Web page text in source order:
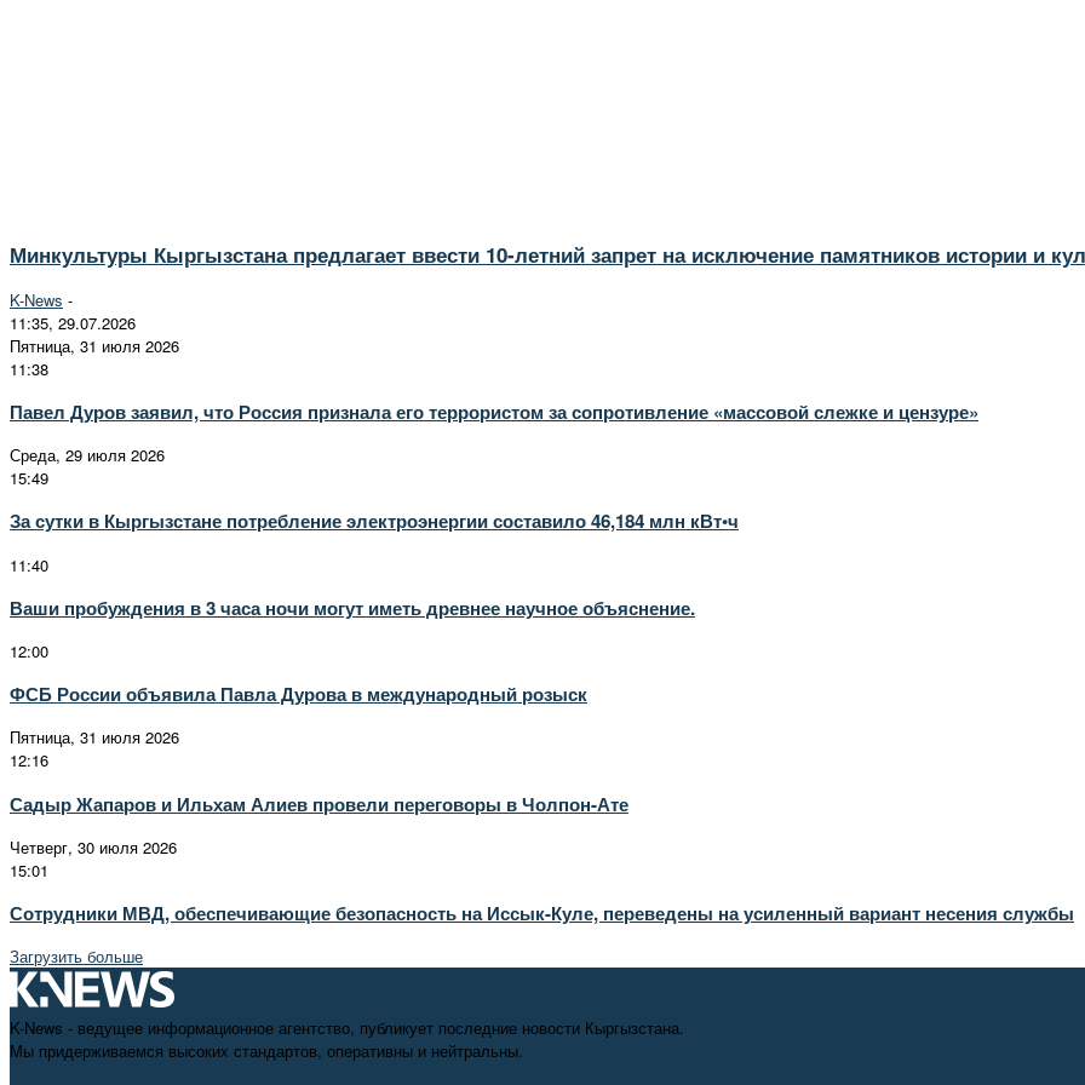
Минкультуры Кыргызстана предлагает ввести 10-летний запрет на исключение памятников истории и
K-News -
11:35, 29.07.2026
Пятница, 31 июля 2026
11:38
Павел Дуров заявил, что Россия признала его террористом за сопротивление «массовой слежке и цензуре»
Среда, 29 июля 2026
15:49
За сутки в Кыргызстане потребление электроэнергии составило 46,184 млн кВт•ч
11:40
Ваши пробуждения в 3 часа ночи могут иметь древнее научное объяснение.
12:00
ФСБ России объявила Павла Дурова в международный розыск
Пятница, 31 июля 2026
12:16
Садыр Жапаров и Ильхам Алиев провели переговоры в Чолпон-Ате
Четверг, 30 июля 2026
15:01
Сотрудники МВД, обеспечивающие безопасность на Иссык-Куле, переведены на усиленный вариант несения службы
Загрузить больше
K-News - ведущее информационное агентство, публикует последние новости Кыргызстана.
Мы придерживаемся высоких стандартов, оперативны и нейтральны.